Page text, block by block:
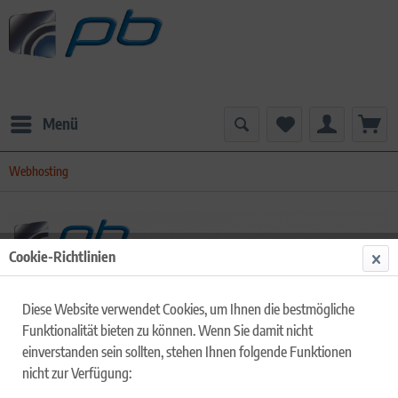
Menü
Webhosting
Cookie-Richtlinien
Diese Website verwendet Cookies, um Ihnen die bestmögliche
Funktionalität bieten zu können. Wenn Sie damit nicht
einverstanden sein sollten, stehen Ihnen folgende Funktionen
nicht zur Verfügung: